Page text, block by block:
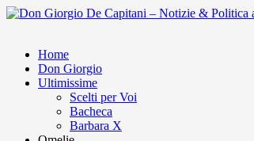
Home
Don Giorgio
Ultimissime
Scelti per Voi
Bacheca
Barbara X